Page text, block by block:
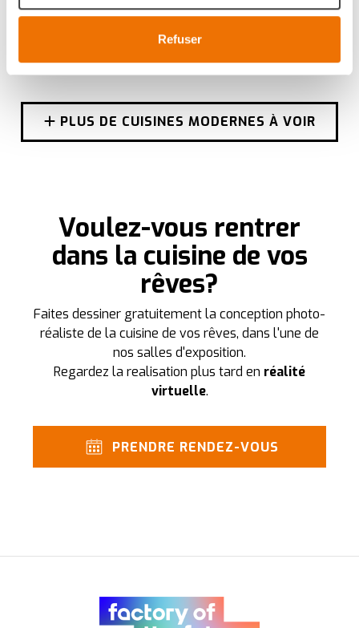
à votre goût pour une expérience sur mesure. En
acceptant les cookies, vous profitez d'une navigation
bon fonctionnement du site, offrent des analyses pour
améliorer votre expérience et ils nous aident à vous
fournir une expérience personnalisée, comme indiqué
process your information.
Refuser
PLUS DE CUISINES MODERNES À VOIR
Voulez-vous rentrer
dans la cuisine de vos
rêves?
Faites dessiner gratuitement la conception photo-
réaliste de la cuisine de vos rêves, dans l'une de
nos salles d'exposition.
Regardez la realisation plus tard en réalité
virtuelle.
PRENDRE RENDEZ-VOUS